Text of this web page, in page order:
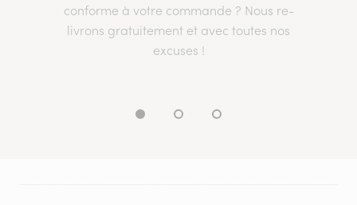
conforme à votre commande ? Nous re-
livrons gratuitement et avec toutes nos
excuses !